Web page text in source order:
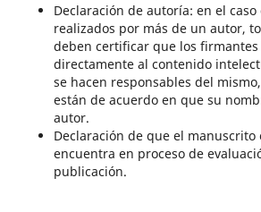
Declaración de autoría: en el
realizados por más de un autor,
deben certificar que los
directamente al contenido
se hacen responsables del
están de acuerdo en que su
autor.
Declaración de que el manuscrito
encuentra en proceso de
publicación.